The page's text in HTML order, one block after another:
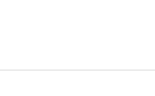
systém